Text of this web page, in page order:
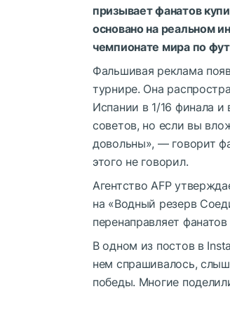
призывает фанатов
основано на реальном
чемпионате мира по
Фальшивая реклама
турнире. Она
Испании в 1/16 финала
советов, но если вы
довольны», — говорит
этого не говорил.
Агентство AFP
на «Водный резерв
перенаправляет
В одном из постов в
нем спрашивалось,
победы. Многие